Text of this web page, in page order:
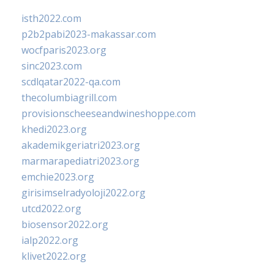
isth2022.com
p2b2pabi2023-makassar.com
wocfparis2023.org
sinc2023.com
scdlqatar2022-qa.com
thecolumbiagrill.com
provisionscheeseandwineshoppe.com
khedi2023.org
akademikgeriatri2023.org
marmarapediatri2023.org
emchie2023.org
girisimselradyoloji2022.org
utcd2022.org
biosensor2022.org
ialp2022.org
klivet2022.org